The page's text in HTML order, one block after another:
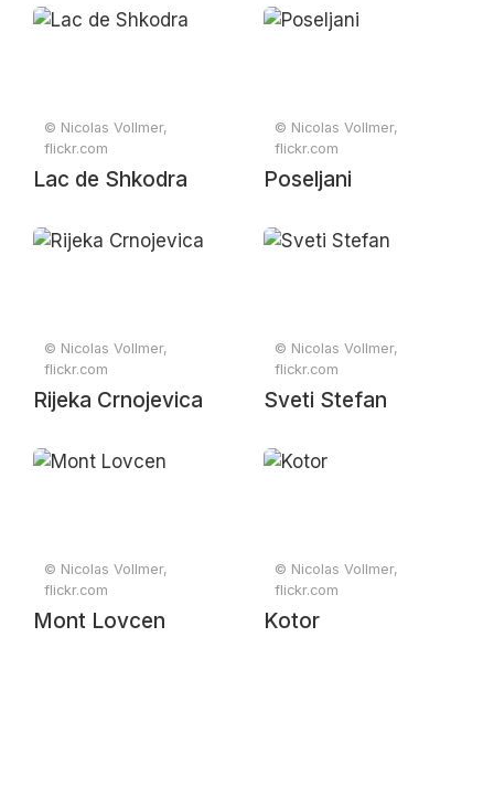
© Nicolas Vollmer,
flickr.com
Lac de Shkodra
© Nicolas Vollmer,
flickr.com
Poseljani
© Nicolas Vollmer,
flickr.com
Rijeka Crnojevica
© Nicolas Vollmer,
flickr.com
Sveti Stefan
© Nicolas Vollmer,
flickr.com
Mont Lovcen
© Nicolas Vollmer,
flickr.com
Kotor